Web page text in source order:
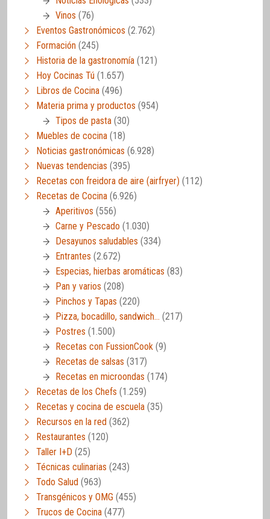
Vinos (76)
Eventos Gastronómicos (2.762)
Formación (245)
Historia de la gastronomía (121)
Hoy Cocinas Tú (1.657)
Libros de Cocina (496)
Materia prima y productos (954)
Tipos de pasta (30)
Muebles de cocina (18)
Noticias gastronómicas (6.928)
Nuevas tendencias (395)
Recetas con freidora de aire (airfryer) (112)
Recetas de Cocina (6.926)
Aperitivos (556)
Carne y Pescado (1.030)
Desayunos saludables (334)
Entrantes (2.672)
Especias, hierbas aromáticas (83)
Pan y varios (208)
Pinchos y Tapas (220)
Pizza, bocadillo, sandwich… (217)
Postres (1.500)
Recetas con FussionCook (9)
Recetas de salsas (317)
Recetas en microondas (174)
Recetas de los Chefs (1.259)
Recetas y cocina de escuela (35)
Recursos en la red (362)
Restaurantes (120)
Taller I+D (25)
Técnicas culinarias (243)
Todo Salud (963)
Transgénicos y OMG (455)
Trucos de Cocina (477)